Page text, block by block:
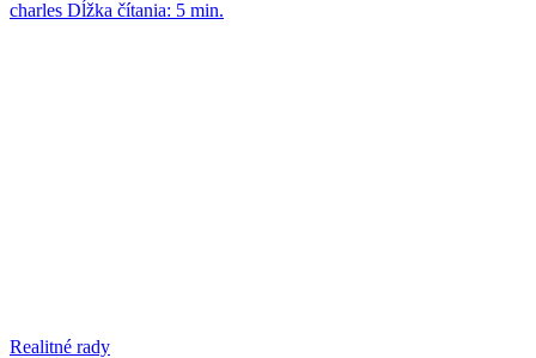
charles Dĺžka čítania: 5 min.
Realitné rady